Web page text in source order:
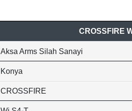
CROSSFIRE
Aksa Arms Silah Sanayi
Konya
CROSSFIRE